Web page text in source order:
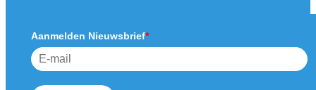
Aanmelden Nieuwsbrief*